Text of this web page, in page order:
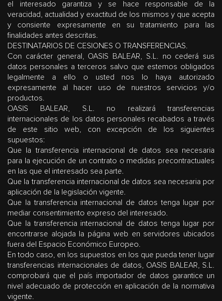
el interesado garantiza y se hace responsable de la
veracidad, actualidad y exactitud de los mismos y que acepta
y consiente expresamente en su tratamiento para las
finalidades antes descritas.
DESTINATARIOS DE CESIONES O TRANSFERENCIAS
Con carácter general, OASIS BALEAR, S.L. no cederá sus
datos personales a terceros salvo que estemos obligados
legalmente a ello o usted nos lo haya autorizado
expresamente al hacer uso de nuestros servicios y/o
productos.
OASIS BALEAR, S.L. no realizará transferencias
internacionales de los datos personales recabados a través
de este sitio web, con excepción de los siguientes
supuestos:
Que la transferencia internacional de datos sea necesaria
para la ejecución de un contrato o medidas precontractuales
en las que el interesado sea parte.
Que la transferencia internacional de datos sea necesaria por
aplicación de la legislación vigente.
Que la transferencia internacional de datos tenga lugar por
mediar consentimiento expreso del interesado.
Que la transferencia internacional de datos tenga lugar por
encontrarse alojada la página web en servidores ubicados
fuera del Espacio Económico Europeo.
En todo caso, en los supuestos en los que pueda tener lugar
transferencias internacionales de datos, OASIS BALEAR, S.L.
comprobará que el país importador de datos garantice un
nivel adecuado de protección en aplicación de la normativa
vigente.